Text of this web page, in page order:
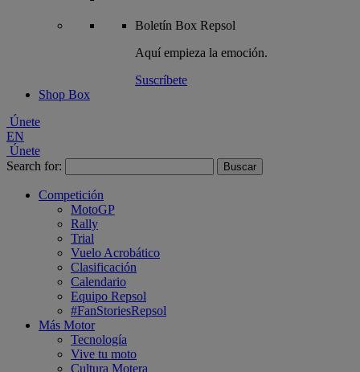
Boletín Box Repsol
Aquí empieza la emoción.
Suscríbete
Shop Box
Únete
EN
Únete
Search for:
Competición
MotoGP
Rally
Trial
Vuelo Acrobático
Clasificación
Calendario
Equipo Repsol
#FanStoriesRepsol
Más Motor
Tecnología
Vive tu moto
Cultura Motera